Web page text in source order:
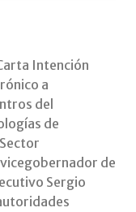
Intención
a
del
de
de
Sergio